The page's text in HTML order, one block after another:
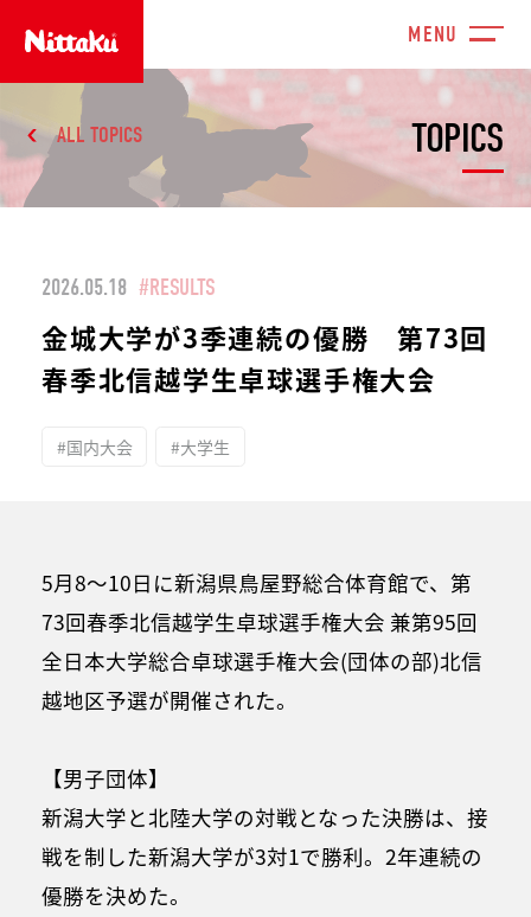
TOPICS
ALL TOPICS
2026.05.18 #RESULTS
金城大学が3季連続の優勝 第73回
春季北信越学生卓球選手権大会
#国内大会 #大学生
5月8～10日に新潟県鳥屋野総合体育館で、第
73回春季北信越学生卓球選手権大会 兼第95回
全日本大学総合卓球選手権大会(団体の部)北信
越地区予選が開催された。
【男子団体】
新潟大学と北陸大学の対戦となった決勝は、接
戦を制した新潟大学が3対1で勝利。2年連続の
優勝を決めた。